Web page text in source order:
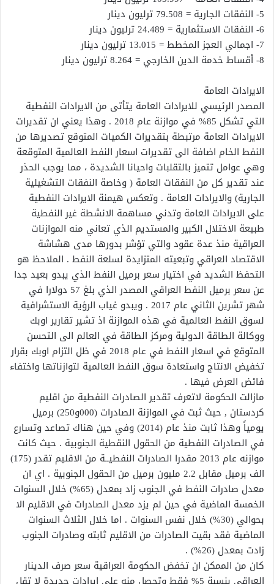
5- النفقات الجارية = 79.508 ترليون دينار
6- النفقات الاستثمارية = 24.489 ترليون دينار
7- اجمالي العجز المخطط = 13.015 ترليون دينار
8- أقساط خدمة الدين الخارجي = 8.264 ترليون دينار
الايرادات العامة
المصدر الرئيسي للايرادات العامة يتأتى من الايرادات النفطية
التي تشكل 85% في موازنة عام 2018 . وهذا يعني ان تقديرات
الايرادات العامة مرتبطة بتقديرات الكميات المتوقع تصديرها من
النفط الخام اضافة الى تقديرات اسعار النفط العالمية المتوقعة
وهي عوامل تتميز بالتقلبات واحيانا الشديدة ، مما يوجب الحذر
عند تقدير كل من النفقات العامة ( وخاصة النفقات التشغيلية
الجارية) والايرادات العامة . وتعكس هيمنة الايرادات النفطية
على الايرادات العامة وتدني مساهمة الانشطة غير النفطية
طبيعة الاختلال الكبير والمستديم الذي تعاني منه الموازنات
العراقية منذ عدة عقود والتي تؤشر بدورها مدى هشاشة
الاقتصاد العراقي وتبعيته المتزايدة لسلعة النفط . الملاحظ هو
التحفظ الشديد في اختيار سعر برميل النفط الذي يبدو بعيد جدا
عن سعر برميل النفط العراقي المصدر الذي بلغ 57 دولارا في
شهر تشرين الثاني عام 2017 . ويبدو غياب الرؤية الاستشرافية
لسوق النفط العالمية في هذه الموازنة اذ تشير تقارير اوبك
ووكالة الطاقة الدولية ومركز الطاقة في العالم الى التحسن
المتوقع في اسعار النفط في عام 2018 في ظل التزام اوبك بقرار
تخفيض الانتاج واستعادة سوق النفط العالمية لتوازناتها واختفاء
فائض العرض فيها .
مازالت الحكومة لاتعرف تقدير الصادرات النفطية من اقليم
كردستان , حيث ثبت في الموازنة الصادرات (000و250) برميل
يومياً وهذا ثابت منذ عام (2014) وفي حين هناك تصاعد وتسارع
في الصادرات النفطية من الحقول النقطية الجنوبية . حيث كانت
موازنه عام 2013 مقدرا الصادرات النفطيــة من الاقليم تقدر (175)
الف برميل مقابل 2.2 مليون برميل من الحقول الجنوبية . اي ان
معدل صادرات النفط في الجنوب زاد بمعدل (65%) خلال السنوات
الخمسة الماضية في حين لم يزد معدل الصادرات في الاقليم الا
بحوالي (30%) خلال نفس السنوات . اما خلال الثلاث السنوات
الماضية فقد بقيت الصادرات من الاقليم ثابته وصادرات الجنوب
زادت بمعدل (26%) .
كان من الممكن ان تخفض الحكومة العراقية سعر صرف الدينار